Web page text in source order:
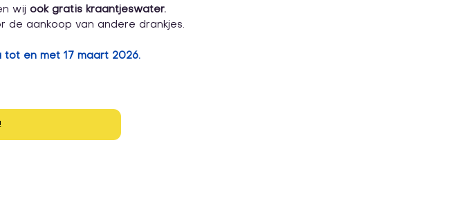
wij ook gratis kraantjeswater.
de aankoop van andere drankjes.
en met 17 maart 2026.